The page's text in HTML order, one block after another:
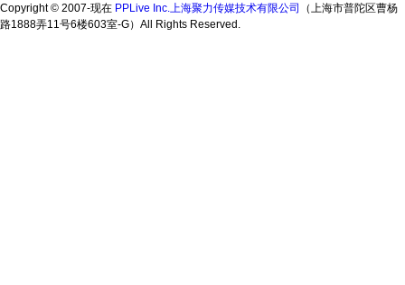
Copyright © 2007-现在 PPLive Inc.上海聚力传媒技术有限公司
（上海市普陀区曹杨
路1888弄11号6楼603室-G）All Rights Reserved.